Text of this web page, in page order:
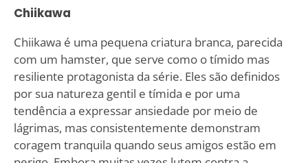
Chiikawa
Chiikawa é uma pequena criatura branca, parecida
com um hamster, que serve como o tímido mas
resiliente protagonista da série. Eles são definidos
por sua natureza gentil e tímida e por uma
tendência a expressar ansiedade por meio de
lágrimas, mas consistentemente demonstram
coragem tranquila quando seus amigos estão em